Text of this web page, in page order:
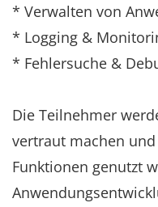
* Verwalten von
* Logging &
* Fehlersuche &
Die Teilnehmer
vertraut machen
Funktionen genutzt